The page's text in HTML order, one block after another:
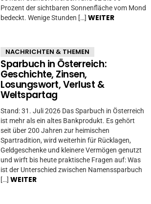
Prozent der sichtbaren Sonnenfläche vom Mond
bedeckt. Wenige Stunden […] WEITER
NACHRICHTEN & THEMEN
Sparbuch in Österreich:
Geschichte, Zinsen,
Losungswort, Verlust &
Weltspartag
Stand: 31. Juli 2026 Das Sparbuch in Österreich
ist mehr als ein altes Bankprodukt. Es gehört
seit über 200 Jahren zur heimischen
Spartradition, wird weiterhin für Rücklagen,
Geldgeschenke und kleinere Vermögen genutzt
und wirft bis heute praktische Fragen auf: Was
ist der Unterschied zwischen Namenssparbuch
[…] WEITER